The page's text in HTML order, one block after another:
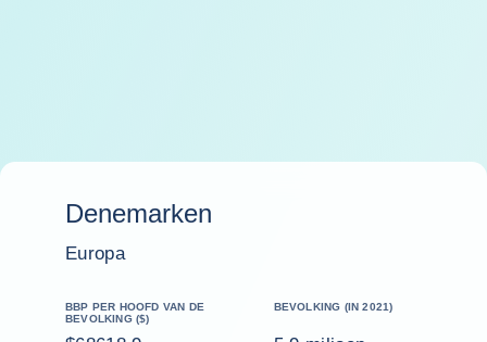
Denemarken
Europa
BBP PER HOOFD VAN DE
BEVOLKING ($)
BEVOLKING (IN 2021)